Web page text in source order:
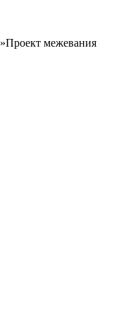
»Проект межевания